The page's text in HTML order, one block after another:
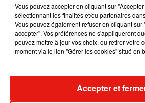
deviennent imprescriptibles- ils sont
30 ans après la majorité de la victime.
Une telle suggestion est "à prendre
précautions", a estimé M. Taquet,
nombre de victimes parlent une fois
passée", car "c'est ça qui a un effet
Vous pouvez accepter en cliquant sur
sélectionnant les finalités et/ou partenaires
Vous pouvez également refuser en cliquant sur
accepter". Vos préférences ne s'appliqueront
pouvez mettre à jour vos choix, ou retirer votre
moment via le lien "Gérer les cookies" situé en
Accepter et